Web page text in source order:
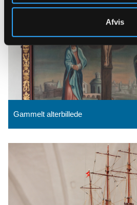
Afvis
Gammelt alterbillede